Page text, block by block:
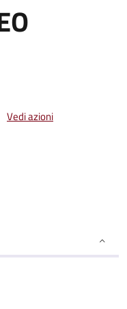
Vedi azioni